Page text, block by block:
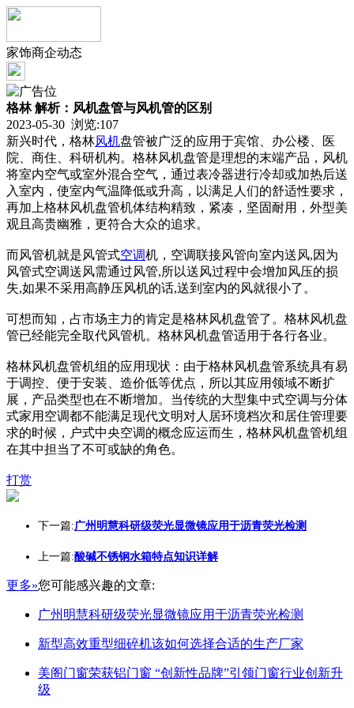
家饰商企动态
格林 解析：风机盘管与风机管的区别
2023-05-30 浏览:107
新兴时代，格林风机盘管被广泛的应用于宾馆、办公楼、医
院、商住、科研机构。格林风机盘管是理想的末端产品，风机
将室内空气或室外混合空气，通过表冷器进行冷却或加热后送
入室内，使室内气温降低或升高，以满足人们的舒适性要求，
再加上格林风机盘管机体结构精致，紧凑，坚固耐用，外型美
观且高贵幽雅，更符合大众的追求。
而风管机就是风管式空调机，空调联接风管向室内送风,因为
风管式空调送风需通过风管,所以送风过程中会增加风压的损
失,如果不采用高静压风机的话,送到室内的风就很小了。
可想而知，占市场主力的肯定是格林风机盘管了。格林风机盘
管已经能完全取代风管机。格林风机盘管适用于各行各业。
格林风机盘管机组的应用现状：由于格林风机盘管系统具有易
于调控、便于安装、造价低等优点，所以其应用领域不断扩
展，产品类型也在不断增加。当传统的大型集中式空调与分体
式家用空调都不能满足现代文明对人居环境档次和居住管理要
求的时候，户式中央空调的概念应运而生，格林风机盘管机组
在其中担当了不可或缺的角色。
打赏
下一篇:广州明慧科研级荧光显微镜应用于沥青荧光检测
上一篇:酸碱不锈钢水箱特点知识详解
更多»您可能感兴趣的文章:
广州明慧科研级荧光显微镜应用于沥青荧光检测
新型高效重型细碎机该如何选择合适的生产厂家
美阁门窗荣获铝门窗 “创新性品牌”引领门窗行业创新升
级